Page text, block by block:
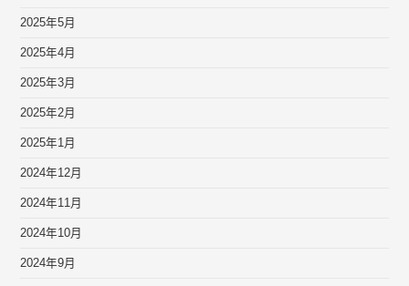
2025年5月
2025年4月
2025年3月
2025年2月
2025年1月
2024年12月
2024年11月
2024年10月
2024年9月